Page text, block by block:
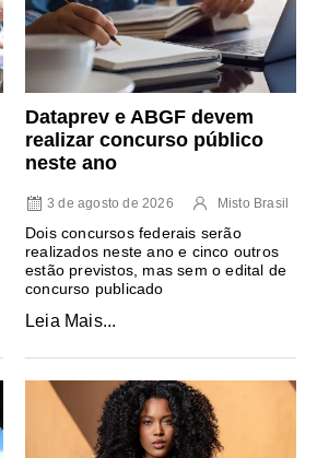
Dataprev e ABGF devem
realizar concurso público
neste ano
3 de agosto de 2026 Misto Brasil
Dois concursos federais serão
realizados neste ano e cinco outros
estão previstos, mas sem o edital de
concurso publicado
Leia Mais...